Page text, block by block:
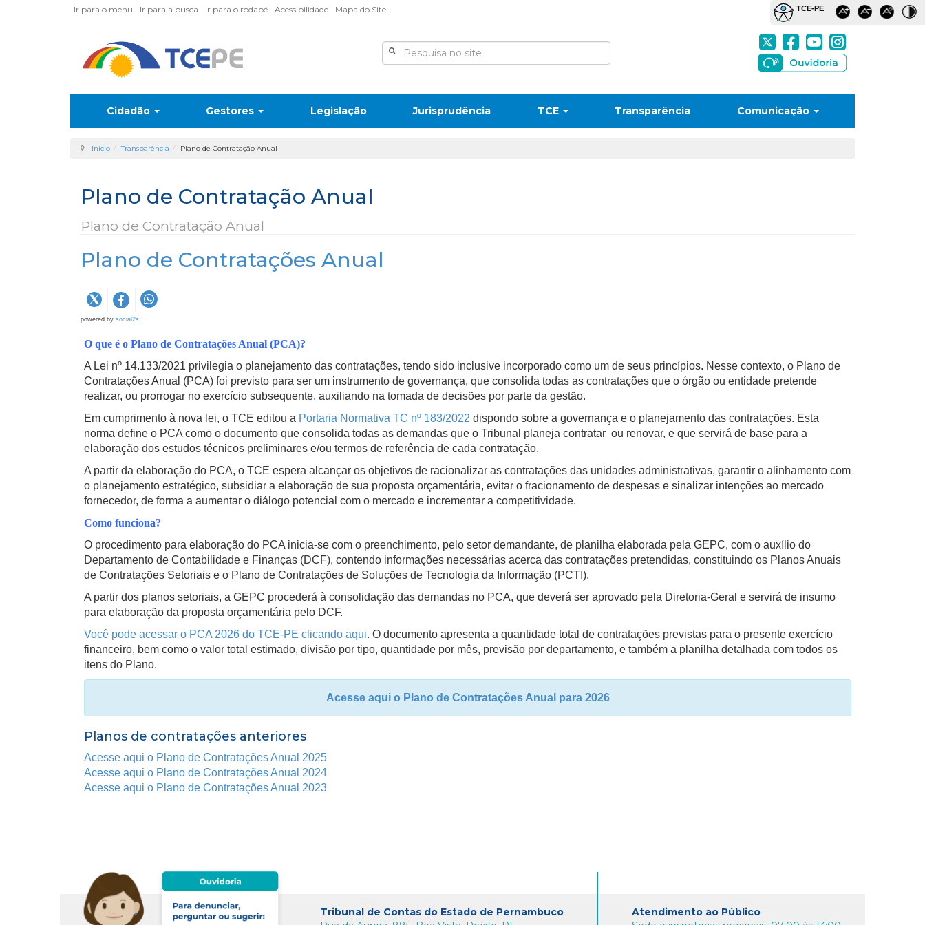
Ir para o menu Ir para a busca Ir para o rodapé Acessibilidade Mapa do Site
Cidadão Gestores Legislação Jurisprudência TCE Transparência Comunicação
Início Transparência Plano de Contratação Anual
Plano de Contratação Anual
Plano de Contratação Anual
Plano de Contratações Anual
powered by social2s
O que é o Plano de Contratações Anual (PCA)?
A Lei nº 14.133/2021 privilegia o planejamento das contratações, tendo sido inclusive incorporado como um de seus princípios. Nesse contexto, o Plano de
Contratações Anual (PCA) foi previsto para ser um instrumento de governança, que consolida todas as contratações que o órgão ou entidade pretende
realizar, ou prorrogar no exercício subsequente, auxiliando na tomada de decisões por parte da gestão.
Em cumprimento à nova lei, o TCE editou a Portaria Normativa TC nº 183/2022 dispondo sobre a governança e o planejamento das contratações. Esta
norma define o PCA como o documento que consolida todas as demandas que o Tribunal planeja contratar ou renovar, e que servirá de base para a
elaboração dos estudos técnicos preliminares e/ou termos de referência de cada contratação.
A partir da elaboração do PCA, o TCE espera alcançar os objetivos de racionalizar as contratações das unidades administrativas, garantir o alinhamento com
o planejamento estratégico, subsidiar a elaboração de sua proposta orçamentária, evitar o fracionamento de despesas e sinalizar intenções ao mercado
fornecedor, de forma a aumentar o diálogo potencial com o mercado e incrementar a competitividade.
Como funciona?
O procedimento para elaboração do PCA inicia-se com o preenchimento, pelo setor demandante, de planilha elaborada pela GEPC, com o auxílio do
Departamento de Contabilidade e Finanças (DCF), contendo informações necessárias acerca das contratações pretendidas, constituindo os Planos Anuais
de Contratações Setoriais e o Plano de Contratações de Soluções de Tecnologia da Informação (PCTI).
A partir dos planos setoriais, a GEPC procederá à consolidação das demandas no PCA, que deverá ser aprovado pela Diretoria-Geral e servirá de insumo
para elaboração da proposta orçamentária pelo DCF.
Você pode acessar o PCA 2026 do TCE-PE clicando aqui. O documento apresenta a quantidade total de contratações previstas para o presente exercício
financeiro, bem como o valor total estimado, divisão por tipo, quantidade por mês, previsão por departamento, e também a planilha detalhada com todos os
itens do Plano.
Acesse aqui o Plano de Contratações Anual para 2026
Planos de contratações anteriores
Acesse aqui o Plano de Contratações Anual 2025
Acesse aqui o Plano de Contratações Anual 2024
Acesse aqui o Plano de Contratações Anual 2023
Tribunal de Contas do Estado de Pernambuco
Atendimento ao Público